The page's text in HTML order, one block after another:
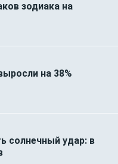
зодиака на
на 38%
солнечный удар: в